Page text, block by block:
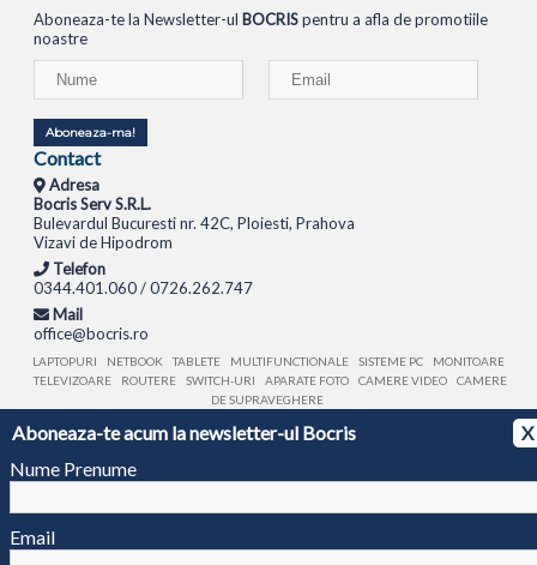
Aboneaza-te acum la newsletter-ul Bocris
X
Nume Prenume
Email
Aboneaza-te la Newsletter-ul BOCRISpentru a afla de promotiile
noastre
Aboneaza-ma!
Contact
Adresa
Bocris Serv S.R.L.
Bulevardul Bucuresti nr. 42C, Ploiesti, Prahova
Vizavi de Hipodrom
Telefon
0344.401.060 / 0726.262.747
Mail
office@bocris.ro
LAPTOPURI NETBOOK TABLETE MULTIFUNCTIONALE SISTEME PC
MONITOARE
TELEVIZOARE
ROUTERE SWITCH-URI APARATE FOTO CAMERE VIDEO
CAMERE
DE SUPRAVEGHERE